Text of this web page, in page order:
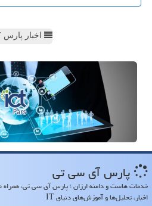
اخبار پارس ICT
پارس آی سی تی
خدمات هاست و دامنه ارزان ؛ پارس آی سی تی، همراه
اخبار، تحلیل‌ها و آموزش‌های دنیای IT